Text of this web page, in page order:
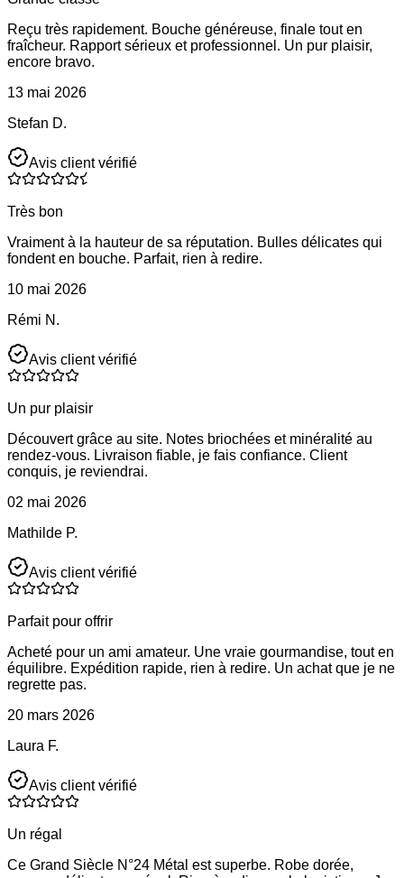
Reçu très rapidement. Bouche généreuse, finale tout en
fraîcheur. Rapport sérieux et professionnel. Un pur plaisir,
encore bravo.
13 mai 2026
Stefan D.
Avis client vérifié
Très bon
Vraiment à la hauteur de sa réputation. Bulles délicates qui
fondent en bouche. Parfait, rien à redire.
10 mai 2026
Rémi N.
Avis client vérifié
Un pur plaisir
Découvert grâce au site. Notes briochées et minéralité au
rendez-vous. Livraison fiable, je fais confiance. Client
conquis, je reviendrai.
02 mai 2026
Mathilde P.
Avis client vérifié
Parfait pour offrir
Acheté pour un ami amateur. Une vraie gourmandise, tout en
équilibre. Expédition rapide, rien à redire. Un achat que je ne
regrette pas.
20 mars 2026
Laura F.
Avis client vérifié
Un régal
Ce Grand Siècle N°24 Métal est superbe. Robe dorée,